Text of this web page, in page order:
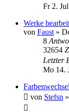
Fr 2.
Werke
von Faust »
8
32654
Letzter
Mo 14.
Farbenwechsel
von Stefsn »